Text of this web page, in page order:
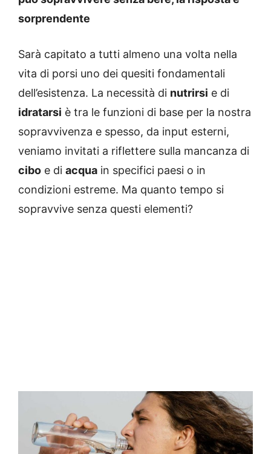
sorprendente
Sarà capitato a tutti almeno una volta nella
vita di porsi uno dei quesiti fondamentali
dell’esistenza. La necessità di nutrirsi e di
idratarsi è tra le funzioni di base per la nostra
sopravvivenza e spesso, da input esterni,
veniamo invitati a riflettere sulla mancanza di
cibo e di acqua in specifici paesi o in
condizioni estreme. Ma quanto tempo si
sopravvive senza questi elementi?